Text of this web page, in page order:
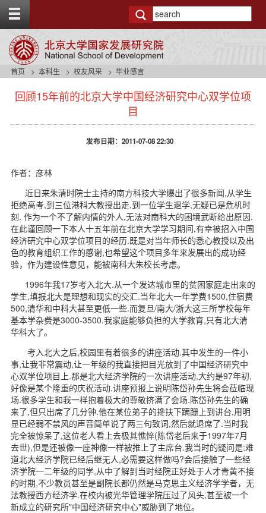
g
t
首页 本科生 校友风采 毕业感言
回顾15年前的北京大学中国经济研究中心双学位项
目
发布日期：2011-07-08 22:30
作者：彦林
近日来朱清时院士主持的南方科技大学爆出了很多新闻,从学生
拒绝高考,到三位港科大教授出走,到一位学生退学,无疑已是危机时
刻. 作为一个不了解内情的外人,无法对南科大的困境武断给出原因.
在此谨回顾一下本人十五年前在北京大学学习期间,有幸被招入中国
经济研究中心双学位项目的经历.既是对当年师长的悉心教授以及出
色的教育组织工作的感谢,也希望这个项目多年来发展出的成功经
验，作为建设性意见，能被南科大朱校长考虑。
1996年我17岁考入北大.从一个发达城市里的贫困家庭走出来的
学生,填报北大是理想和现实的交汇.当年北大一年学费1500,住宿费
500,清华和中科大甚至更低一些.而复旦/南大/浙大这三所学校每年
基本学杂费是3000-3500.我家庭能够负担的大学教育,只有北大清
华科大了。
考入北大之后,校园里有着很多的讲座活动.其中发生的一件小
事,让我非常震动,让一年级的我直接把目光放到了中国经济研究中
心双学位项目上.那是北大经济学院的一次讲座活动,大约是97年初,
好像是某个隆重的庆祝活动.讲座预报上说明陈岱孙先生将会莅临现
场.很多学生和我一样抱着极大的尊敬挤满了会场.陈岱孙先生的确
来了,但只出席了几分钟.他在某位弟子的搀扶下蹒跚上到讲台,用明
显已经弱不禁风的声音简单说了两三句致词,然后就退席了.当时我
完全被惊呆了,这位老人看上去极其憔悴(陈岱老后来于1997年7月
去世),但是还被像一座神像一样被推上了主席台.我当时的疑问是:难
道北大经济学院已经后继无人,必需要这样做吗?会后接触了一些经
济学院一二年级的同学,从中了解到当时经院正好处于人才青黄不接
的时期,不少教员甚至是副院长都仍然是马克思主义经济学学者，无
法教授西方经济学.在校内被光华管理学院压过了风头,甚至被一个
新成立的研究所"中国经济研究中心"威胁到了地位。